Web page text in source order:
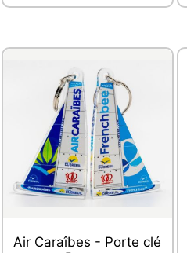
Air Caraîbes - Porte clé